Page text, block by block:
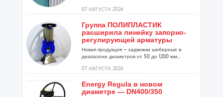
07 АВГУСТА 2026
Группа ПОЛИПЛАСТИК
расширила линейку запорно-
регулирующей арматуры
Новая продукция – задвижки шиберные в
диапазоне диаметров от 50 до 1200 мм...
07 АВГУСТА 2026
Energy Regula в новом
диаметре — DN400/350